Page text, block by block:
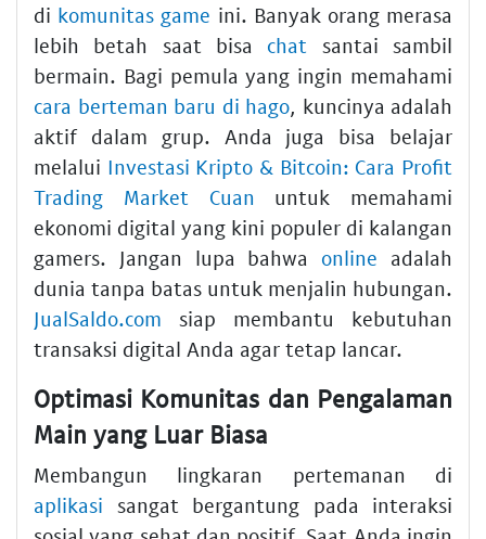
di komunitas game ini. Banyak orang merasa
lebih betah saat bisa chat santai sambil
bermain. Bagi pemula yang ingin memahami
cara berteman baru di hago, kuncinya adalah
aktif dalam grup. Anda juga bisa belajar
melalui Investasi Kripto & Bitcoin: Cara Profit
Trading Market Cuan untuk memahami
ekonomi digital yang kini populer di kalangan
gamers. Jangan lupa bahwa online adalah
dunia tanpa batas untuk menjalin hubungan.
JualSaldo.com siap membantu kebutuhan
transaksi digital Anda agar tetap lancar.
Optimasi Komunitas dan Pengalaman
Main yang Luar Biasa
Membangun lingkaran pertemanan di
aplikasi sangat bergantung pada interaksi